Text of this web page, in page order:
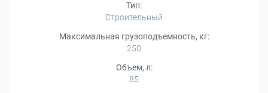
Тип:
Строительный
Максимальная грузоподъемность, кг:
250
Объем, л:
85